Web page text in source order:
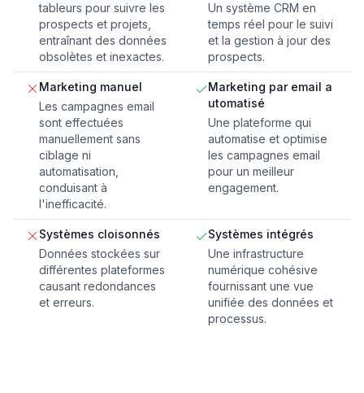
tableurs pour suivre les
prospects et projets,
entraînant des données
obsolètes et inexactes.
Un système CRM en
temps réel pour le suivi
et la gestion à jour des
prospects.
Marketing manuel
Les campagnes email
sont effectuées
manuellement sans
ciblage ni
automatisation,
conduisant à
l'inefficacité.
Marketing par email a
utomatisé
Une plateforme qui
automatise et optimise
les campagnes email
pour un meilleur
engagement.
Systèmes cloisonnés
Données stockées sur
différentes plateformes
causant redondances
et erreurs.
Systèmes intégrés
Une infrastructure
numérique cohésive
fournissant une vue
unifiée des données et
processus.